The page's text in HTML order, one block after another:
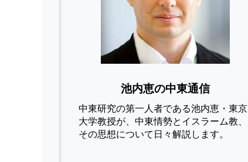
池内恵の中東通信
中東研究の第⼀⼈者である池内恵・東京
⼤学教授が、中東情勢とイスラーム教、
その思想について⽇々解説します。